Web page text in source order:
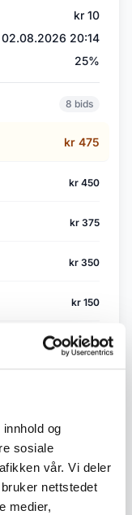
og
sosiale
vår. Vi deler
nettstedet
medier,
kr 10
02.08.2026 20:14
25%
8 bids
kr 475
kr 450
kr 375
kr 350
kr 150
kr 325